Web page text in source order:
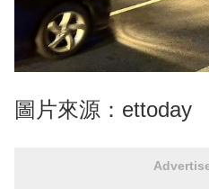
圖片來源：ettoday